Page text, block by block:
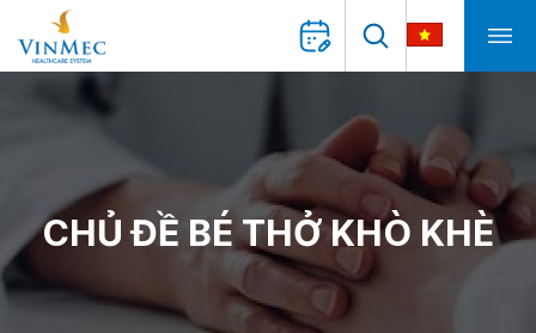
CHỦ ĐỀ BÉ THỞ KHÒ KHÈ